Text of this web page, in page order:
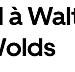
à